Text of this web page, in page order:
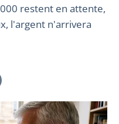
restent en attente,
l'argent n'arrivera